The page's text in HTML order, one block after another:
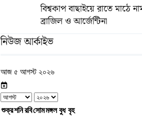
বিশ্বকাপ বাছাইয়ে রাতে মাঠে
ব্রাজিল ও আর্জেন্টিনা
নিউজ আর্কাইভ
আজ ৫ আগস্ট ২০২৬
শুক্রশনিরবিসোমমঙ্গল বুধ বৃহ